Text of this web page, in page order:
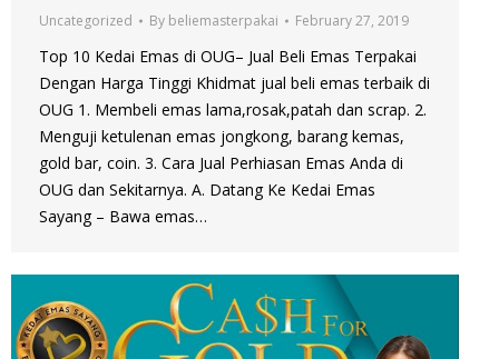
Uncategorized By beliemasterpakai February 27, 2019
Top 10 Kedai Emas di OUG– Jual Beli Emas Terpakai
Dengan Harga Tinggi Khidmat jual beli emas terbaik di
OUG 1. Membeli emas lama,rosak,patah dan scrap. 2.
Menguji ketulenan emas jongkong, barang kemas,
gold bar, coin. 3. Cara Jual Perhiasan Emas Anda di
OUG dan Sekitarnya. A. Datang Ke Kedai Emas
Sayang – Bawa emas…